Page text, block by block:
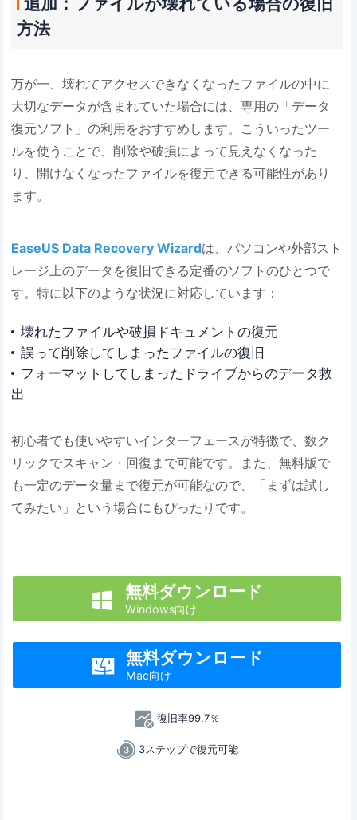
方法
万が一、壊れてアクセスできなくなったファイルの中に
大切なデータが含まれていた場合には、専用の「データ
復元ソフト」の利用をおすすめします。こういったツー
ルを使うことで、削除や破損によって見えなくなった
り、開けなくなったファイルを復元できる可能性があり
ます。
EaseUS Data Recovery Wizardは、パソコンや外部スト
レージ上のデータを復旧できる定番のソフトのひとつで
す。特に以下のような状況に対応しています：
壊れたファイルや破損ドキュメントの復元
誤って削除してしまったファイルの復旧
フォーマットしてしまったドライブからのデータ救
出
初心者でも使いやすいインターフェースが特徴で、数ク
リックでスキャン・回復まで可能です。また、無料版で
も一定のデータ量まで復元が可能なので、「まずは試し
てみたい」という場合にもぴったりです。
 無料ダウンロード
Windows向け
 無料ダウンロード
Mac向け
復旧率99.7％
3ステップで復元可能